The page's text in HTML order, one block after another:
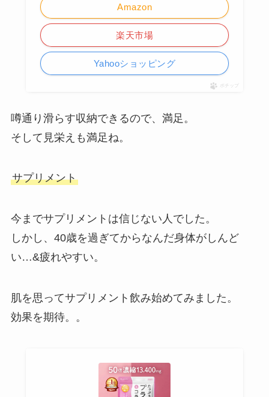
Amazon
楽天市場
Yahooショッピング
ポチップ
噂通り滑らす収納できるので、満足。
そして見栄えも満足ね。
サプリメント
今までサプリメントは信じない人でした。
しかし、40歳を過ぎてからなんだ身体がしんど
い…&疲れやすい。
肌を思ってサプリメント飲み始めてみました。
効果を期待。。